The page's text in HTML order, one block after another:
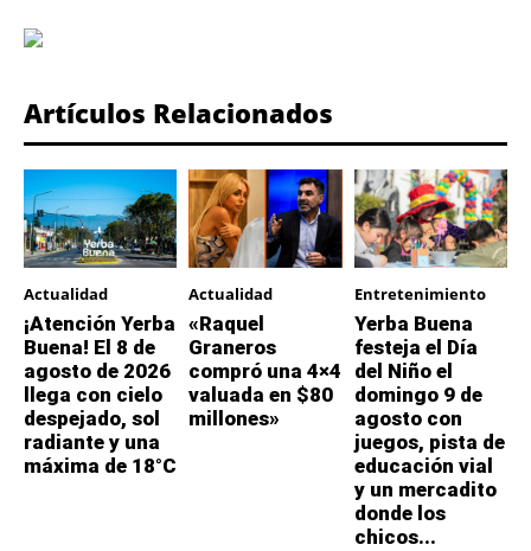
Artículos Relacionados
Actualidad
¡Atención Yerba
Buena! El 8 de
agosto de 2026
llega con cielo
despejado, sol
radiante y una
máxima de 18°C
Actualidad
«Raquel
Graneros
compró una 4×4
valuada en $80
millones»
Entretenimiento
Yerba Buena
festeja el Día
del Niño el
domingo 9 de
agosto con
juegos, pista de
educación vial
y un mercadito
donde los
chicos...